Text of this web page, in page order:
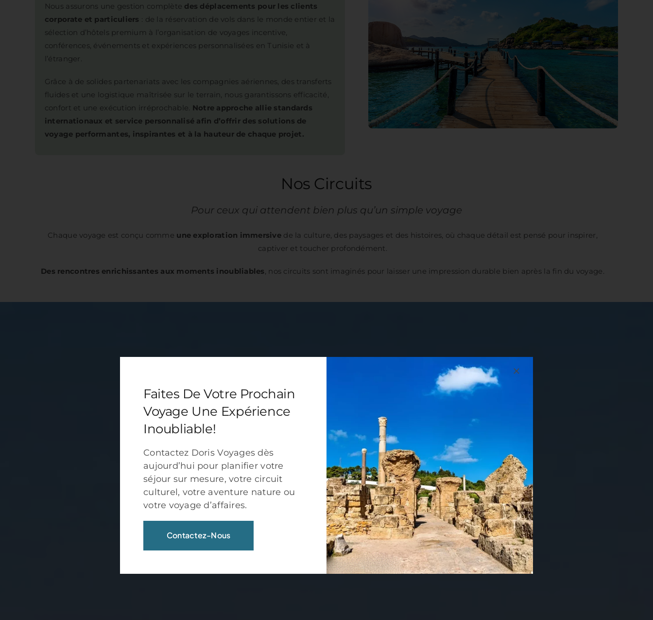
Nous assurons une gestion complète des déplacements pour les clients
corporate et particuliers : de la réservation de vols dans le monde entier et la
sélection d’hôtels premium à l’organisation de voyages incentive,
conférences, événements et expériences personnalisées en Tunisie et à
l’étranger.
Grâce à de solides partenariats avec les compagnies aériennes, des transferts
fluides et une logistique maîtrisée sur le terrain, nous garantissons efficacité,
confort et une exécution irréprochable. Notre approche allie standards
internationaux et service personnalisé afin d’offrir des solutions de
voyage performantes, inspirantes et à la hauteur de chaque projet.
Nos Circuits
Pour ceux qui attendent bien plus qu’un simple voyage
Chaque voyage est conçu comme une exploration immersive de la culture, des paysages et des histoires, où chaque détail est pensé pour inspirer,
captiver et toucher profondément.
Des rencontres enrichissantes aux moments inoubliables, nos circuits sont imaginés pour laisser une impression durable bien après la fin du voyage.
Faites De Votre Prochain
Voyage Une Expérience
Inoubliable!
Contactez Doris Voyages dès
aujourd’hui pour planifier votre
séjour sur mesure, votre circuit
culturel, votre aventure nature ou
votre voyage d’affaires.
Contactez-Nous